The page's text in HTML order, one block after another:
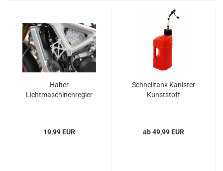
Halter
Lichtmaschinenregler
19,99 EUR
Schnelltank Kanister
Kunststoff
ab 49,99 EUR